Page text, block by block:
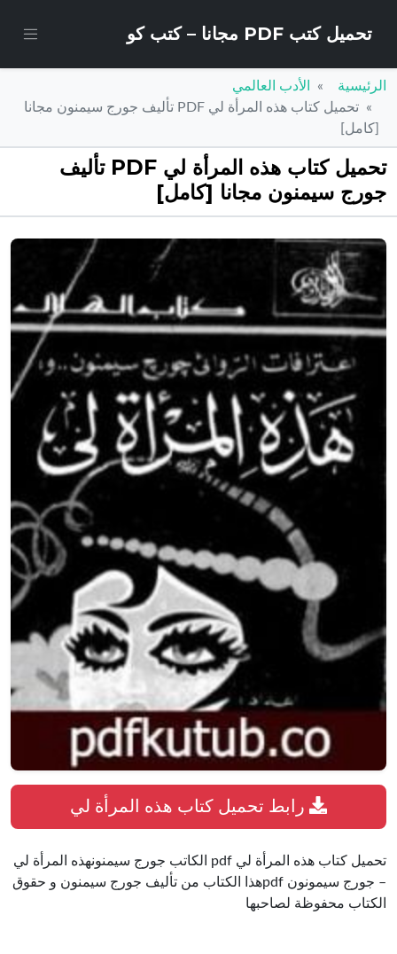
تحميل كتب PDF مجانا – كتب كو
الرئيسية
الأدب العالمي
تحميل كتاب هذه المرأة لي PDF تأليف جورج سيمنون مجانا
[كامل]
تحميل كتاب هذه المرأة لي PDF تأليف
جورج سيمنون مجانا [كامل]
تحميل كتاب هذه المرأة لي pdf الكاتب جورج سيمنونهذه المرأة لي
– جورج سيمونون pdfهذا الكتاب من تأليف جورج سيمنون و حقوق
الكتاب محفوظة لصاحبها